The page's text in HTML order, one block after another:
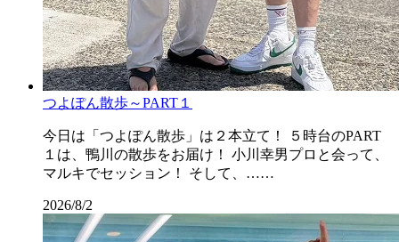
つよぽん散歩～PART１
今日は「つよぽん散歩」は２本立て！ ５時台のPART
１は、鴨川の散歩をお届け！ 小川幸男プロと会って、
マルキでセッション！ そして、……
2026/8/2